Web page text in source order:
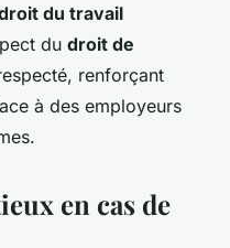
du travail
du droit de
renforçant
à des employeurs
en cas de